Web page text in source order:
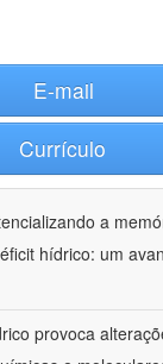
E-mail
Currículo
a
hídrico: um
provoca